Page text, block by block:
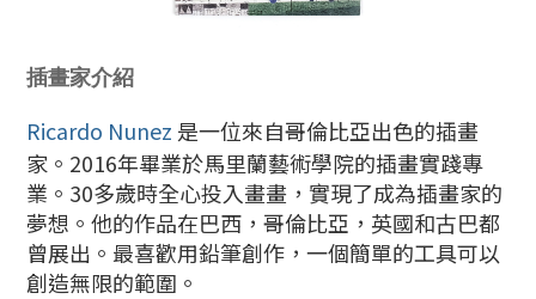
插畫家介紹
Ricardo Nunez 是一位來自哥倫比亞出色的插畫
家。2016年畢業於馬里蘭藝術學院的插畫實踐專
業。30多歲時全心投入畫畫，實現了成為插畫家的
夢想。他的作品在巴西，哥倫比亞，英國和古巴都
曾展出。最喜歡用鉛筆創作，一個簡單的工具可以
創造無限的範圍。